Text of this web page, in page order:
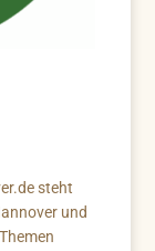
steht
und